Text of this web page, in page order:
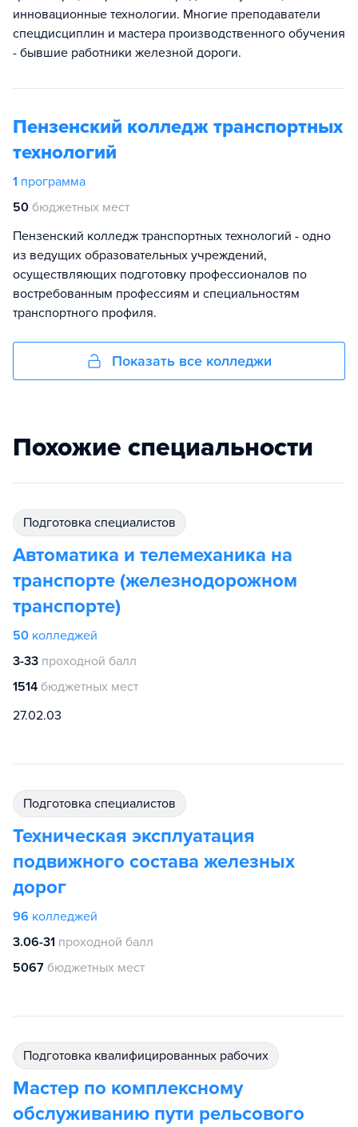
инновационные технологии. Многие преподаватели
спецдисциплин и мастера производственного обучения
- бывшие работники железной дороги.
Пензенский колледж транспортных
технологий
1 программа
50 бюджетных мест
Пензенский колледж транспортных технологий - одно
из ведущих образовательных учреждений,
осуществляющих подготовку профессионалов по
востребованным профессиям и специальностям
транспортного профиля.
Показать все колледжи
Похожие специальности
подготовка специалистов
Автоматика и телемеханика на
транспорте (железнодорожном
транспорте)
50 колледжей
3-33 проходной балл
1514 бюджетных мест
27.02.03
подготовка специалистов
Техническая эксплуатация
подвижного состава железных
дорог
96 колледжей
3.06-31 проходной балл
5067 бюджетных мест
подготовка квалифицированных рабочих
Мастер по комплексному
обслуживанию пути рельсового